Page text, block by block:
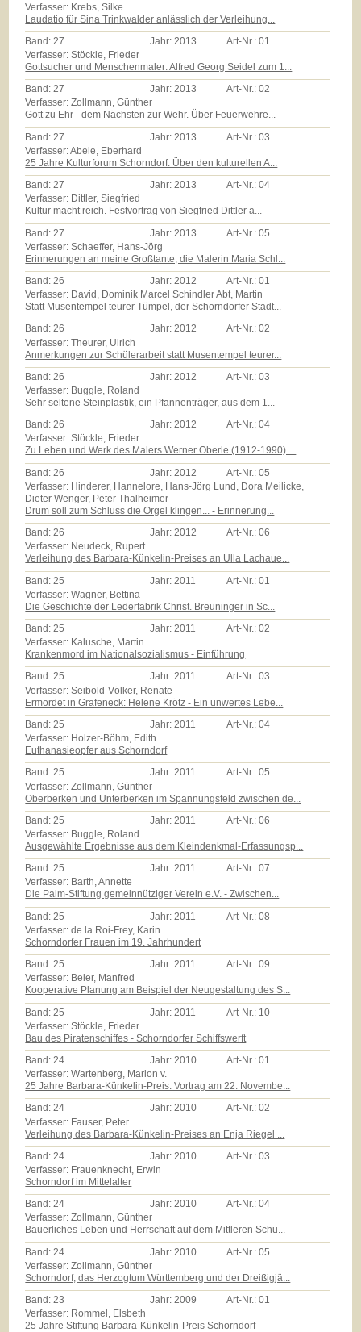
Verfasser: Krebs, Silke
Laudatio für Sina Trinkwalder anlässlich der Verleihung...
Band: 27 Jahr: 2013 Art-Nr.:01
Verfasser: Stöckle, Frieder
Gottsucher und Menschenmaler: Alfred Georg Seidel zum 1...
Band:27 Jahr:2013 Art-Nr.:02
Verfasser: Zollmann, Günther
Gott zu Ehr - dem Nächsten zur Wehr. Über Feuerwehre...
Band: 27 Jahr: 2013 Art-Nr.:03
Verfasser: Abele, Eberhard
25 Jahre Kulturforum Schorndorf. Über den kulturellen A...
Band:27 Jahr:2013 Art-Nr.:04
Verfasser: Dittler, Siegfried
Kultur macht reich. Festvortrag von Siegfried Dittler a...
Band: 27 Jahr: 2013 Art-Nr.:05
Verfasser: Schaeffer, Hans-Jörg
Erinnerungen an meine Großtante, die Malerin Maria Schl...
Band:26 Jahr:2012 Art-Nr.:01
Verfasser: David, Dominik Marcel Schindler Abt, Martin
Statt Musentempel teurer Tümpel, der Schorndorfer Stadt...
Band:26 Jahr:2012 Art-Nr.:02
Verfasser: Theurer, Ulrich
Anmerkungen zur Schülerarbeit statt Musentempel teurer...
Band:26 Jahr:2012 Art-Nr.:03
Verfasser: Buggle, Roland
Sehr seltene Steinplastik, ein Pfannenträger, aus dem 1...
Band:26 Jahr:2012 Art-Nr.:04
Verfasser: Stöckle, Frieder
Zu Leben und Werk des Malers Werner Oberle (1912-1990) ...
Band: 26 Jahr: 2012 Art-Nr.:05
Verfasser: Hinderer, Hannelore, Hans-Jörg Lund, Dora Meilicke,
Dieter Wenger, Peter Thalheimer
Drum soll zum Schluss die Orgel klingen... - Erinnerung...
Band:26 Jahr:2012 Art-Nr.:06
Verfasser: Neudeck, Rupert
Verleihung des Barbara-Künkelin-Preises an Ulla Lachaue...
Band: 25 Jahr: 2011 Art-Nr.:01
Verfasser: Wagner, Bettina
Die Geschichte der Lederfabrik Christ. Breuninger in Sc...
Band:25 Jahr:2011 Art-Nr.:02
Verfasser: Kalusche, Martin
Krankenmord im Nationalsozialismus - Einführung
Band:25 Jahr:2011 Art-Nr.:03
Verfasser: Seibold-Völker, Renate
Ermordet in Grafeneck: Helene Krötz - Ein unwertes Lebe...
Band:25 Jahr:2011 Art-Nr.:04
Verfasser: Holzer-Böhm, Edith
Euthanasieopfer aus Schorndorf
Band:25 Jahr:2011 Art-Nr.:05
Verfasser: Zollmann, Günther
Oberberken und Unterberken im Spannungsfeld zwischen de...
Band: 25 Jahr: 2011 Art-Nr.:06
Verfasser: Buggle, Roland
Ausgewählte Ergebnisse aus dem Kleindenkmal-Erfassungsp...
Band:25 Jahr:2011 Art-Nr.:07
Verfasser: Barth, Annette
Die Palm-Stiftung gemeinnütziger Verein e.V. - Zwischen...
Band: 25 Jahr: 2011 Art-Nr.:08
Verfasser: de la Roi-Frey, Karin
Schorndorfer Frauen im 19. Jahrhundert
Band:25 Jahr:2011 Art-Nr.:09
Verfasser: Beier, Manfred
Kooperative Planung am Beispiel der Neugestaltung des S...
Band: 25 Jahr: 2011 Art-Nr.: 10
Verfasser: Stöckle, Frieder
Bau des Piratenschiffes - Schorndorfer Schiffswerft
Band:24 Jahr:2010 Art-Nr.:01
Verfasser: Wartenberg, Marion v.
25 Jahre Barbara-Künkelin-Preis. Vortrag am 22. Novembe...
Band:24 Jahr:2010 Art-Nr.:02
Verfasser: Fauser, Peter
Verleihung des Barbara-Künkelin-Preises an Enja Riegel ...
Band:24 Jahr:2010 Art-Nr.:03
Verfasser: Frauenknecht, Erwin
Schorndorf im Mittelalter
Band:24 Jahr:2010 Art-Nr.:04
Verfasser: Zollmann, Günther
Bäuerliches Leben und Herrschaft auf dem Mittleren Schu...
Band: 24 Jahr: 2010 Art-Nr.:05
Verfasser: Zollmann, Günther
Schorndorf, das Herzogtum Württemberg und der Dreißigjä...
Band:23 Jahr:2009 Art-Nr.:01
Verfasser: Rommel, Elsbeth
25 Jahre Stiftung Barbara-Künkelin-Preis Schorndorf